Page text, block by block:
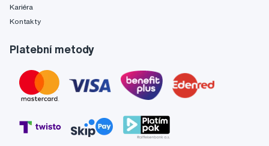
Kariéra
Kontakty
Platební metody